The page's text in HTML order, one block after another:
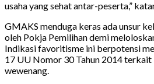
usaha yang sehat antar-peserta,”
GMAKS menduga keras ada unsur
oleh Pokja Pemilihan demi
Indikasi favoritisme ini berpotensi
17 UU Nomor 30 Tahun 2014 terkait
wewenang.